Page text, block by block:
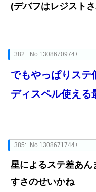
(デバフはレジスト
382: No.1308670974+
でもやっぱりステ
ディスペル使える
385: No.1308671744+
星によるステ差あ
すさのせいかね